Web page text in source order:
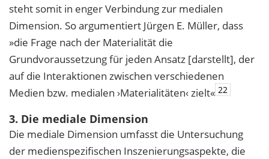
steht somit in enger Verbindung zur medialen
Dimension. So argumentiert Jürgen E. Müller, dass
»die Frage nach der Materialität die
Grundvoraussetzung für jeden Ansatz [darstellt], der
auf die Interaktionen zwischen verschiedenen
Medien bzw. medialen ›Materialitäten‹ zielt« 22
3. Die mediale Dimension
Die mediale Dimension umfasst die Untersuchung
der medienspezifischen Inszenierungsaspekte, die